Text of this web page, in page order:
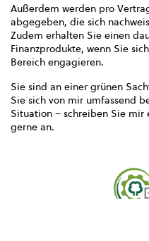
Außerdem werden pro
abgegeben, die sich
Zudem erhalten Sie einen
Finanzprodukte, wenn Sie
Bereich engagieren.
Sie sind an einer grünen
Sie sich von mir umfassend
Situation – schreiben Sie mir
gerne an.